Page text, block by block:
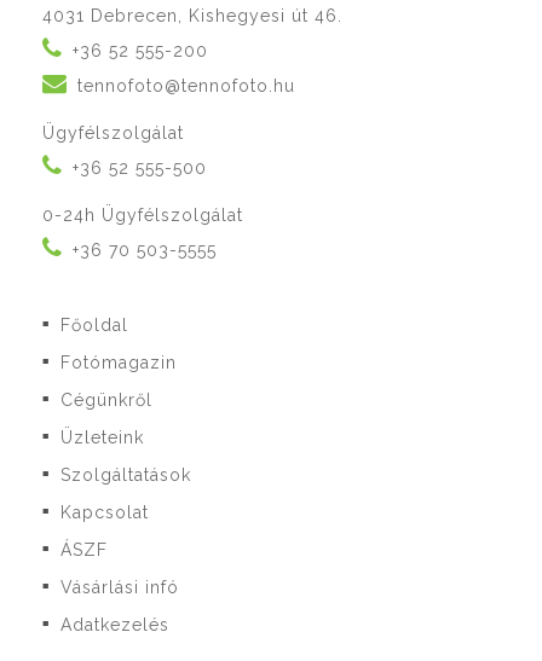
4031 Debrecen, Kishegyesi út 46.
+36 52 555-200
tennofoto@tennofoto.hu
Ügyfélszolgálat
+36 52 555-500
0-24h Ügyfélszolgálat
+36 70 503-5555
■ Főoldal
■ Fotómagazin
■ Cégünkről
■ Üzleteink
■ Szolgáltatások
■ Kapcsolat
■ ÁSZF
■ Vásárlási infó
■ Adatkezelés